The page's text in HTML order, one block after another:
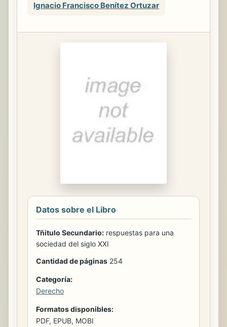
Ignacio Francisco Benítez Ortuzar
Datos sobre el Libro
Tñitulo Secundario: respuestas para una
sociedad del siglo XXI
Cantidad de páginas 254
Categoría:
Derecho
Formatos disponibles:
PDF, EPUB, MOBI